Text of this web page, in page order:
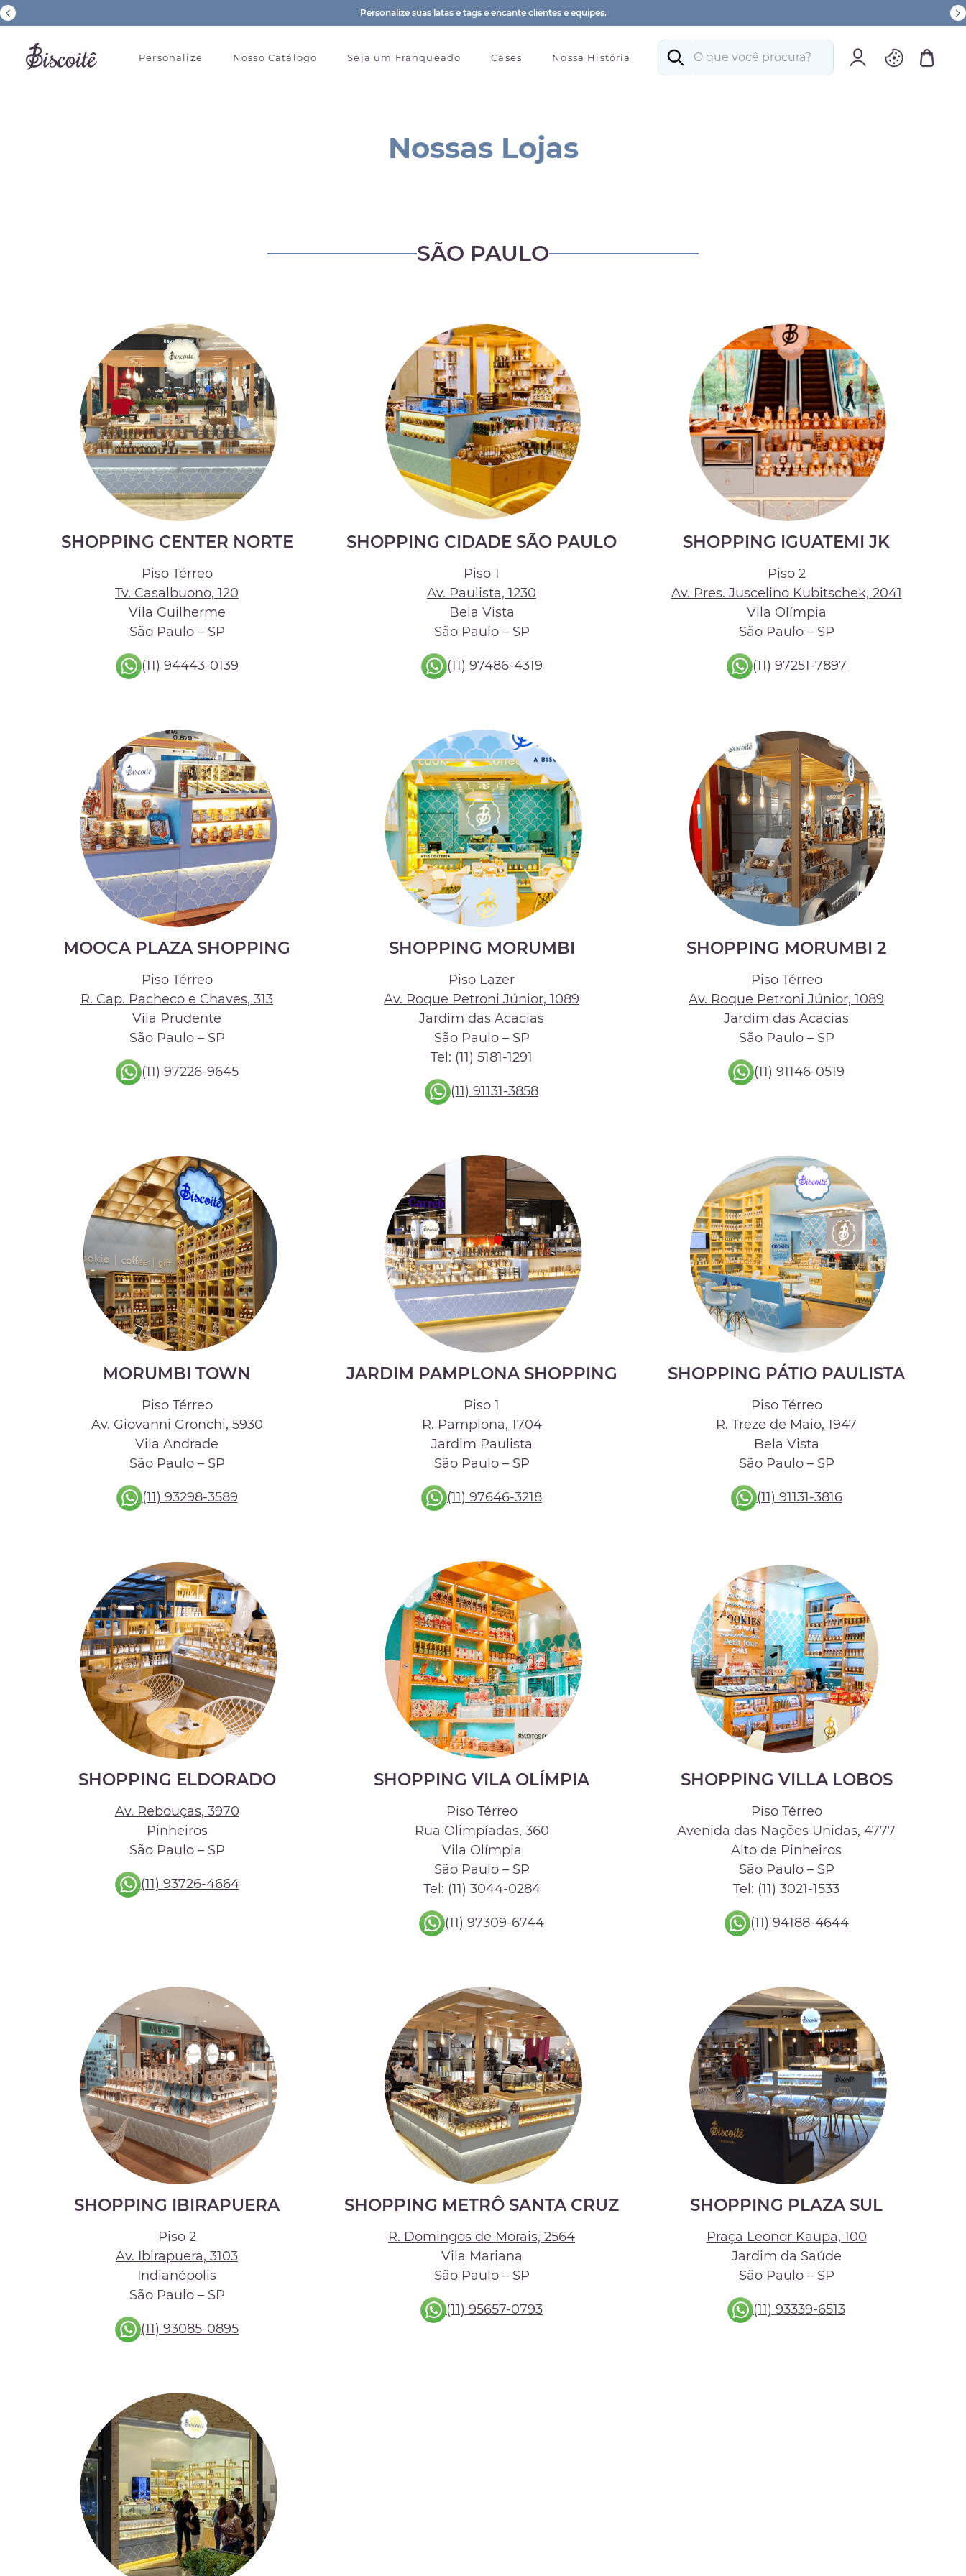
Personalize suas latas e tags e encante clientes e equipes.
Personalize Nosso Catálogo Seja um Franqueado Cases Nossa História
O que você procura?
Nossas Lojas
SÃO PAULO
SHOPPING CENTER NORTE
Piso Térreo
Tv. Casalbuono, 120
Vila Guilherme
São Paulo – SP
(11) 94443-0139
SHOPPING CIDADE SÃO PAULO
Piso 1
Av. Paulista, 1230
Bela Vista
São Paulo – SP
(11) 97486-4319
SHOPPING IGUATEMI JK
Piso 2
Av. Pres. Juscelino Kubitschek, 2041
Vila Olímpia
São Paulo – SP
(11) 97251-7897
MOOCA PLAZA SHOPPING
Piso Térreo
R. Cap. Pacheco e Chaves, 313
Vila Prudente
São Paulo – SP
(11) 97226-9645
SHOPPING MORUMBI
Piso Lazer
Av. Roque Petroni Júnior, 1089
Jardim das Acacias
São Paulo – SP
Tel: (11) 5181-1291
(11) 91131-3858
SHOPPING MORUMBI 2
Piso Térreo
Av. Roque Petroni Júnior, 1089
Jardim das Acacias
São Paulo – SP
(11) 91146-0519
MORUMBI TOWN
Piso Térreo
Av. Giovanni Gronchi, 5930
Vila Andrade
São Paulo – SP
(11) 93298-3589
JARDIM PAMPLONA SHOPPING
Piso 1
R. Pamplona, 1704
Jardim Paulista
São Paulo – SP
(11) 97646-3218
SHOPPING PÁTIO PAULISTA
Piso Térreo
R. Treze de Maio, 1947
Bela Vista
São Paulo – SP
(11) 91131-3816
SHOPPING ELDORADO
Av. Rebouças, 3970
Pinheiros
São Paulo – SP
(11) 93726-4664
SHOPPING VILA OLÍMPIA
Piso Térreo
Rua Olimpíadas, 360
Vila Olímpia
São Paulo – SP
Tel: (11) 3044-0284
(11) 97309-6744
SHOPPING VILLA LOBOS
Piso Térreo
Avenida das Nações Unidas, 4777
Alto de Pinheiros
São Paulo – SP
Tel: (11) 3021-1533
(11) 94188-4644
SHOPPING IBIRAPUERA
Piso 2
Av. Ibirapuera, 3103
Indianópolis
São Paulo – SP
(11) 93085-0895
SHOPPING METRÔ SANTA CRUZ
R. Domingos de Morais, 2564
Vila Mariana
São Paulo – SP
(11) 95657-0793
SHOPPING PLAZA SUL
Praça Leonor Kaupa, 100
Jardim da Saúde
São Paulo – SP
(11) 93339-6513